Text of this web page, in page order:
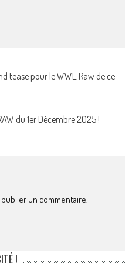
tease pour le WWE Raw de ce
du 1er Décembre 2025 !
un commentaire.
!